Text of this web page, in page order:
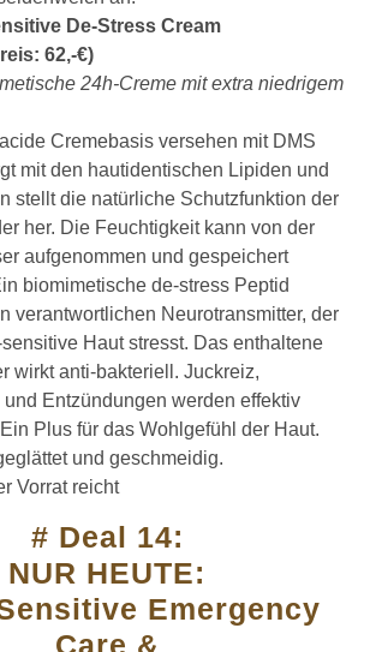
De-Stress Cream
62,-€)
24h-Creme mit extra niedrigem
Cremebasis versehen mit DMS
mit den hautidentischen Lipiden und
stellt die natürliche Schutzfunktion der
her. Die Feuchtigkeit kann von der
aufgenommen und gespeichert
biomimetische de-stress Peptid
verantwortlichen Neurotransmitter, der
Haut stresst. Das enthaltene
wirkt anti-bakteriell. Juckreiz,
und Entzündungen werden effektiv
Plus für das Wohlgefühl der Haut.
und geschmeidig.
Vorrat reicht
# Deal 14:
NUR HEUTE:
Emergency
Care &